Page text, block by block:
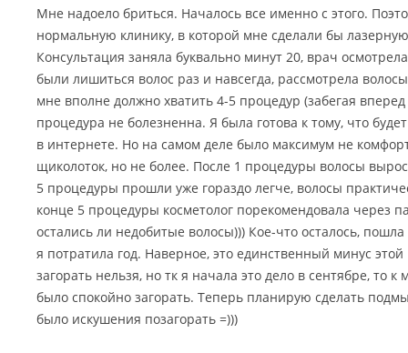
Мне надоело бриться. Началось все именно с этого.
нормальную клинику, в которой мне сделали бы
Консультация заняла буквально минут 20, врач
были лишиться волос раз и навсегда, рассмотрела
мне вполне должно хватить 4-5 процедур (забегая
процедура не болезненна. Я была готова к тому, что
в интернете. Но на самом деле было максимум не
щиколоток, но не более. После 1 процедуры волосы
5 процедуры прошли уже гораздо легче, волосы
конце 5 процедуры косметолог порекомендовала через
остались ли недобитые волосы))) Кое-что осталось,
я потратила год. Наверное, это единственный минус
загорать нельзя, но тк я начала это дело в сентябре, то
было спокойно загорать. Теперь планирую сделать
было искушения позагорать =)))